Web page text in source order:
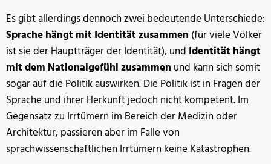
Es gibt allerdings dennoch zwei bedeutende Unterschiede:
Sprache hängt mit Identität zusammen (für viele Völker
ist sie der Hauptträger der Identität), und Identität hängt
mit dem Nationalgefühl zusammen und kann sich somit
sogar auf die Politik auswirken. Die Politik ist in Fragen der
Sprache und ihrer Herkunft jedoch nicht kompetent. Im
Gegensatz zu Irrtümern im Bereich der Medizin oder
Architektur, passieren aber im Falle von
sprachwissenschaftlichen Irrtümern keine Katastrophen.